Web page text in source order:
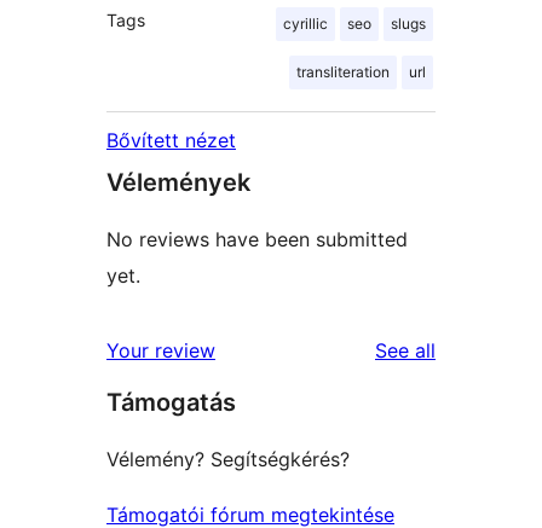
Tags cyrillic seo slugs
transliteration url
Bővített nézet
Vélemények
No reviews have been submitted
yet.
Your review See all
Támogatás
Vélemény? Segítségkérés?
Támogatói fórum megtekintése